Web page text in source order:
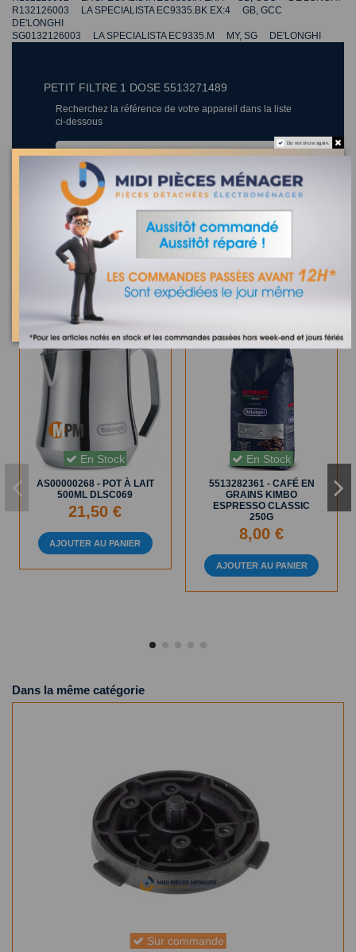
R132126003 LA SPECIALISTA EC9335.BK EX:4 GB, GCC
DE'LONGHI
SG0132126003 LA SPECIALISTA EC9335.M MY, SG DE'LONGHI
PETIT FILTRE 1 DOSE 5513271489
Recherchez la référence de votre appareil dans la liste
ci-dessous
Où trouver la référence de mon appareil ?
35 appareils compatibles.
Les clients qui ont acheté ce produit ont également acheté :
En Stock
AS00000268 - POT À LAIT
500ML DLSC069
21,50 €
AJOUTER AU PANIER
En Stock
5513282361 - CAFÉ EN
GRAINS KIMBO
ESPRESSO CLASSIC
250G
8,00 €
AJOUTER AU PANIER
Dans la même catégorie
Sur commande
Do not show again.